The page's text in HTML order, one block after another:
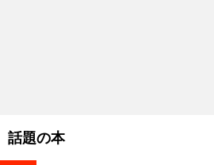
話題の本